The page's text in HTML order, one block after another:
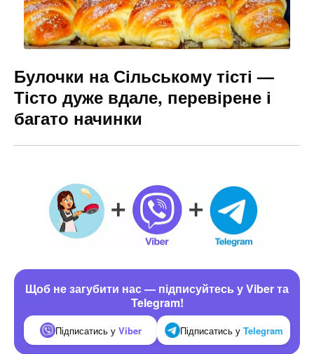
Булочки на Сільському тісті —
Тісто дуже вдале, перевірене і
багато начинки
Щоб не загубити нас — підписуйтесь у Viber та
Telegram!
Підписатись у Viber Підписатись у Telegram